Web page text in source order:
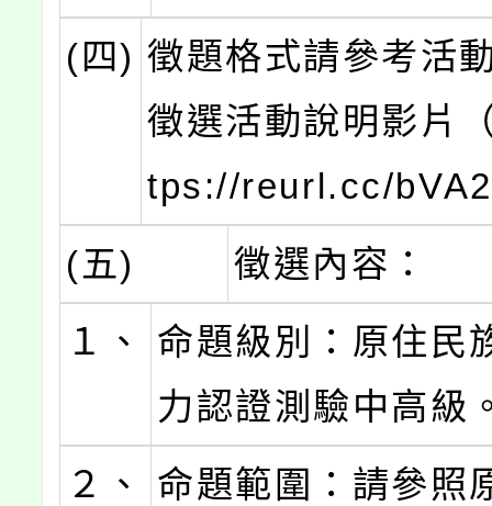
(四) 徵題格式請參考活
徵選活動說明影片
tps://reurl.cc/
(五)
徵選內容：
１、
命題級別：原住民
力認證測驗中高級
２、
命題範圍：請參照